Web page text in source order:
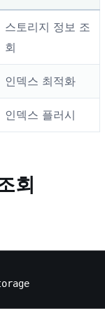
스토리지 정보 조
회
인덱스 최적화
인덱스 플러시
회
GET /api/admin/storage